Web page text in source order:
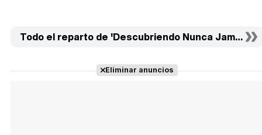
Todo el reparto de 'Descubriendo Nunca Jamás'
Eliminar anuncios